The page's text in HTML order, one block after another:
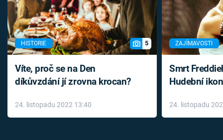
HISTORIE 5
Víte, proč se na Den
díkůvzdání jí zrovna krocan?
24. listopadu 2022 13:40
ZAJÍMAVOSTI
Smrt
Hudební
léky
24. listopadu